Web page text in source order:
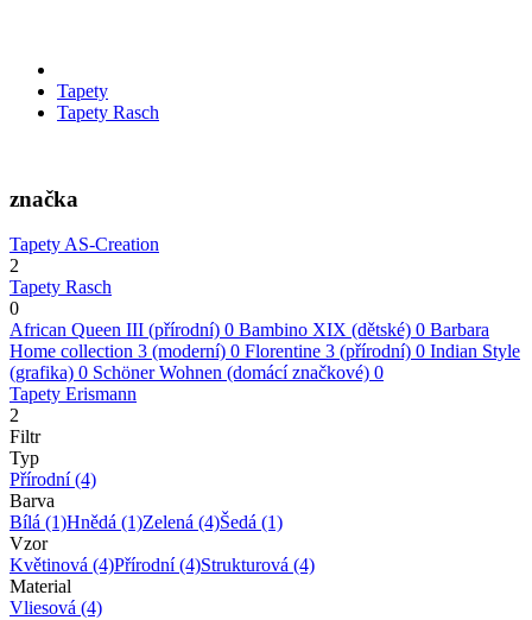
Tapety
Tapety Rasch
značka
Tapety AS-Creation
2
Tapety Rasch
0
African Queen III (přírodní) 0 Bambino XIX (dětské) 0 Barbara
Home collection 3 (moderní) 0 Florentine 3 (přírodní) 0 Indian Style
(grafika) 0 Schöner Wohnen (domácí značkové) 0
Tapety Erismann
2
Filtr
Typ
Přírodní(4)
Barva
Bílá (1)Hnědá (1)Zelená (4)Šedá (1)
Vzor
Květinová (4)Přírodní(4)Strukturová (4)
Material
Vliesová (4)